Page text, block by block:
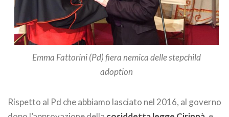
Emma Fattorini (Pd) fiera nemica delle stepchild
adoption
Rispetto al Pd che abbiamo lasciato nel 2016, al governo